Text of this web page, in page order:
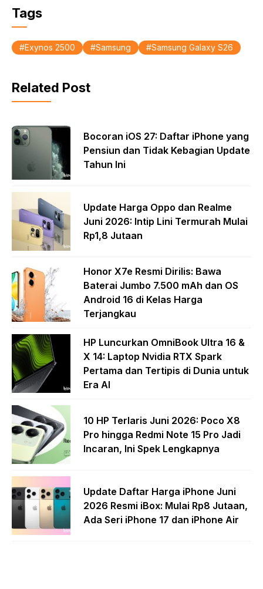
Tags
Exynos 2500 Samsung Samsung Galaxy S26
Related Post
Bocoran iOS 27: Daftar iPhone yang
Pensiun dan Tidak Kebagian Update
Tahun Ini
Update Harga Oppo dan Realme
Juni 2026: Intip Lini Termurah Mulai
Rp1,8 Jutaan
Honor X7e Resmi Dirilis: Bawa
Baterai Jumbo 7.500 mAh dan OS
Android 16 di Kelas Harga
Terjangkau
HP Luncurkan OmniBook Ultra 16 &
X 14: Laptop Nvidia RTX Spark
Pertama dan Tertipis di Dunia untuk
Era AI
10 HP Terlaris Juni 2026: Poco X8
Pro hingga Redmi Note 15 Pro Jadi
Incaran, Ini Spek Lengkapnya
Update Daftar Harga iPhone Juni
2026 Resmi iBox: Mulai Rp8 Jutaan,
Ada Seri iPhone 17 dan iPhone Air